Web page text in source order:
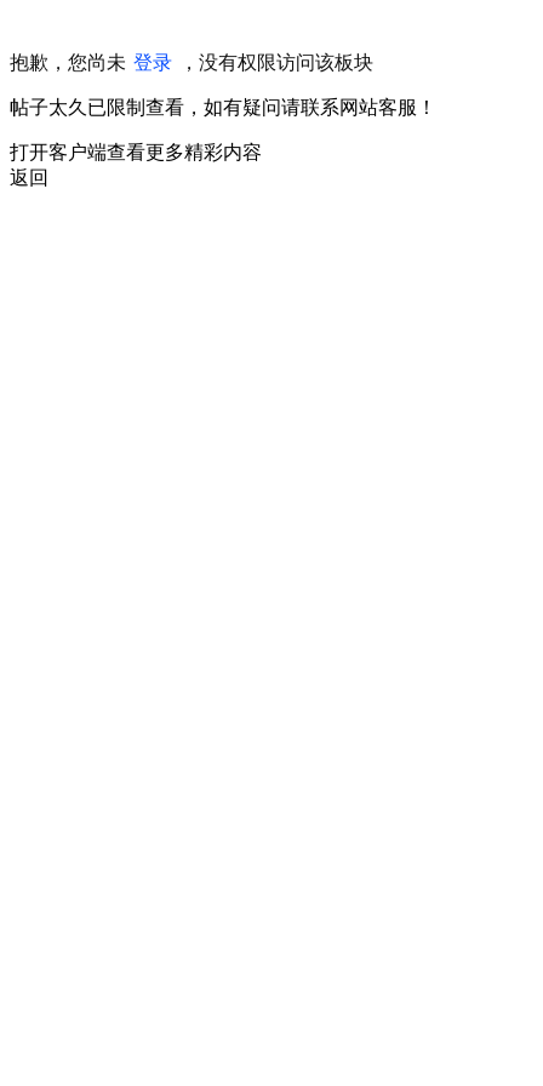
抱歉，您尚未 登录 ，没有权限访问该板块
帖子太久已限制查看，如有疑问请联系网站客服！
打开客户端查看更多精彩内容
返回